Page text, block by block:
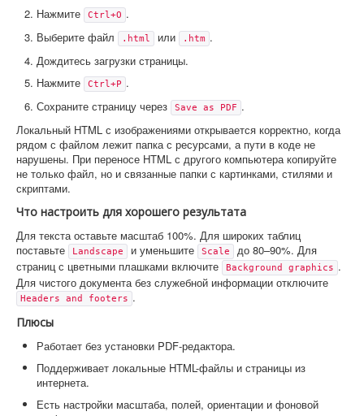
Нажмите
Ctrl+O .
Выберите файл
.html или .htm .
Дождитесь загрузки страницы.
Нажмите
Ctrl+P .
Сохраните страницу через
Save as PDF .
Локальный HTML с изображениями открывается корректно, когда
рядом с файлом лежит папка с ресурсами, а пути в коде не
нарушены. При переносе HTML с другого компьютера копируйте
не только файл, но и связанные папки с картинками, стилями и
скриптами.
Что настроить для хорошего результата
Для текста оставьте масштаб 100%. Для широких таблиц
поставьте
Landscape и уменьшите Scale
до 80–90%. Для
страниц с цветными плашками включите
Background graphics .
Для чистого документа без служебной информации отключите
Headers and footers .
Плюсы
Работает без установки PDF-редактора.
Поддерживает локальные HTML-файлы и страницы из
интернета.
Есть настройки масштаба, полей, ориентации и фоновой